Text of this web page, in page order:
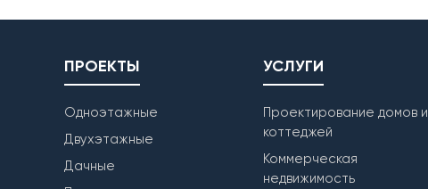
ПРОЕКТЫ
Одноэтажные
Двухэтажные
Дачные
УСЛУГИ
Проектирование домов и
коттеджей
Коммерческая
недвижимость